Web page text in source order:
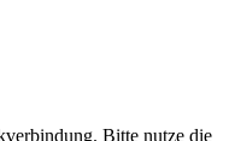
Bitte nutze die